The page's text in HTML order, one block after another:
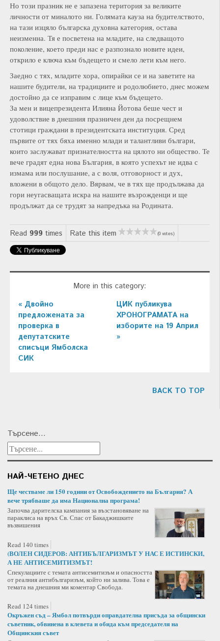
Но този празник не е запазена територия за великите
личности от миналото ни. Голямата кауза на будителството,
на тази изцяло българска духовна категория, остава
неизменна. Тя е посветена на младите, на следващото
поколение, което преди нас е разпознало новите идеи,
открило е ключа към бъдещето и смело лети към него.
Заедно с тях, младите хора, опирайки се и на заветите на
нашите будители, на традициите и родолюбието, днес можем
достойно да се изправим с лице към бъдещето.
За мен и вицепрезидента Илияна Йотова беше чест и
удоволствие в днешния празничен ден да посрещнем
стотици граждани в президентската институция. Сред
първите от тях бяха именно млади и талантливи българи,
които заслужават признателността на цялото ни общество. Те
вече градят една нова България, в която успехът не идва с
измама или послушание, а с воля, отговорност и дух,
вложени в общото дело. Вярвам, че в тях ще продължава да
гори неугасващата искра на нашите възрожденци и ще
продължат да се трудят за напредъка на Родината.
Read 999 times Rate this item (0 votes)
More in this category:
« Двойно
предложената за
проверка в
депутатските
списъци Ямболска
СИК
ЦИК публикува
ХРОНОГРАМАТА на
изборите на 19 Април
»
BACK TO TOP
Търсене...
НАЙ-ЧЕТЕНО ДНЕС
Ще честваме ли 150 години от Освобождението на България? А
вече трябваше да има Национална програма!
Започва дарителска кампания за възстановяване на
параклиса на връх Св. Спас от Бакаджишките
възвишения
Read 140 times
(ВОЛЕН СИДЕРОВ: АНТИБЪЛГАРИЗМЪТ У НАС Е ИСТИНСКИ,
А НЕ АНТИСЕМИТИЗМЪТ!
Спекулациите с темата антисемитизъм и опасността
от реалния антибългаризъм, който ни залива. Това е
темата на днешния ми коментар Свобода.
Read 124 times
Окръжен съд – Ямбол потвърди оправдателна присъда за общински
съветник, обвинена в клевета и обида към председателя на
Общинския съвет